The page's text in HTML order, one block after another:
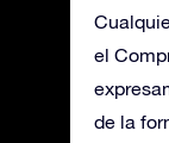
el
de la